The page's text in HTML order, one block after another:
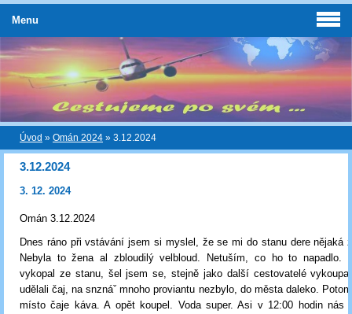
Úvod » Omán 2024 » 3.12.2024
3.12.2024
3. 12. 2024
Omán 3.12.2024
Dnes ráno při vstávání jsem si myslel, že se mi do stanu dere nějaká
Nebyla to žena al zbloudilý velbloud. Netuším, co ho to napadlo.
vykopal ze stanu, šel jsem se, stejně jako další cestovatelé
udělali čaj, na snznáˇ mnoho proviantu nezbylo, do města daleko.
místo čaje káva. A opět koupel. Voda super. Asi v 12:00 hodin nás
Menu